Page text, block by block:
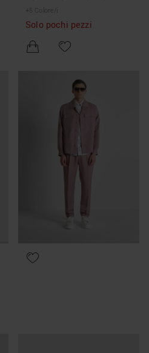
+ 5 Colore/i
Solo pochi pezzi